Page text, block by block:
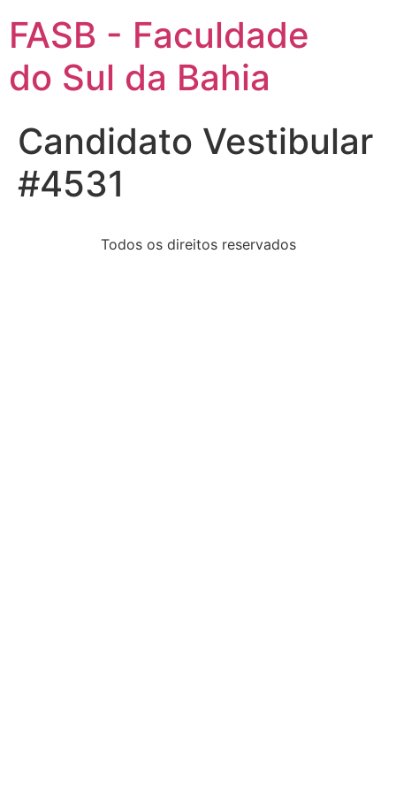
FASB - Faculdade
do Sul da Bahia
Candidato Vestibular
#4531
Todos os direitos reservados